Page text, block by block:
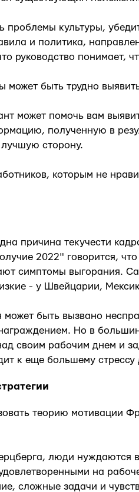
проблемы культуры,
и политика,
руководство понимает,
может быть трудно
может помочь вам
полученную в
сторону.
которым не
причина текучести
2022" говорится,
симптомы выгорания.
- у Швейцарии,
может быть вызвано
Но в
своим рабочим днем и
к еще большему стрессу
теорию мотивации
люди нуждаются
на
сложные задачи и